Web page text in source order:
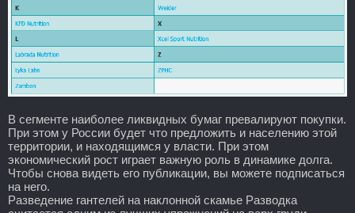
В сегменте наиболее ликвидных бумаг превалируют покупки.
При этом у России будет что предложить и населению этой
территории, и находящимся у власти. При этом
экономический рост играет важную роль в динамике долга.
Чтобы снова видеть его публикации, вы можете подписаться
на него.
Разведение гантелей на наклонной скамье Разводка